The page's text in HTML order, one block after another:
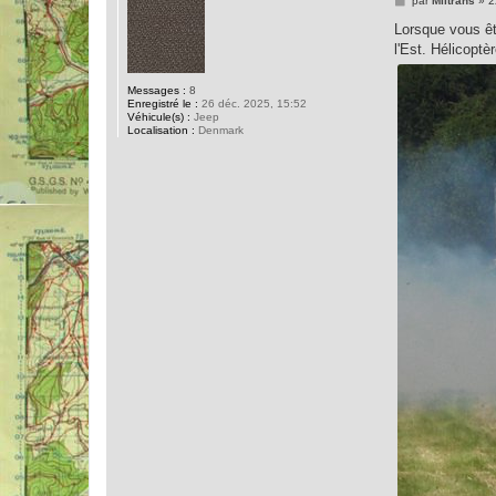
Messages : 8
Enregistré le : 26 déc. 2025, 15:52
Véhicule(s) : Jeep
Localisation : Denmark
s
a
g
Lorsque vous
l'Est.